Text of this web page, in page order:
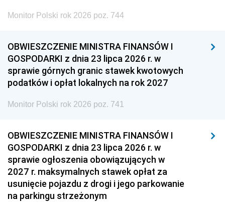
Monitor Polski rok 2026 poz. 744
OBWIESZCZENIE MINISTRA FINANSÓW I
GOSPODARKI z dnia 23 lipca 2026 r. w
sprawie górnych granic stawek kwotowych
podatków i opłat lokalnych na rok 2027
Monitor Polski rok 2026 poz. 741
OBWIESZCZENIE MINISTRA FINANSÓW I
GOSPODARKI z dnia 23 lipca 2026 r. w
sprawie ogłoszenia obowiązujących w
2027 r. maksymalnych stawek opłat za
usunięcie pojazdu z drogi i jego parkowanie
na parkingu strzeżonym